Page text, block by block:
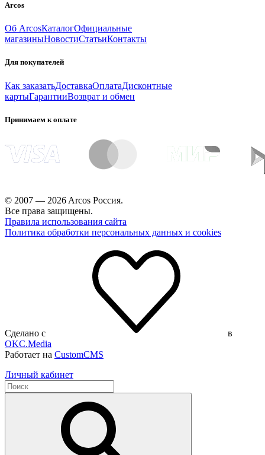
Arcos
Об ArcosКаталогОфициальные
магазиныНовостиСтатьиКонтакты
Для покупателей
Как заказатьДоставкаОплатаДисконтные
картыГарантииВозврат и обмен
Принимаем к оплате
© 2007 — 2026 Arcos Россия.
Все права защищены.
Правила использования сайта
Политика обработки персональных данных и cookies
Сделано с
в
OKC.Media
Работает на CustomCMS
Личный кабинет